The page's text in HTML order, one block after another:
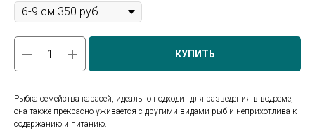
КУПИТЬ
Рыбка семейства карасей, идеально подходит для разведения в водоеме,
она также прекрасно уживается с другими видами рыб и неприхотлива к
содержанию и питанию.